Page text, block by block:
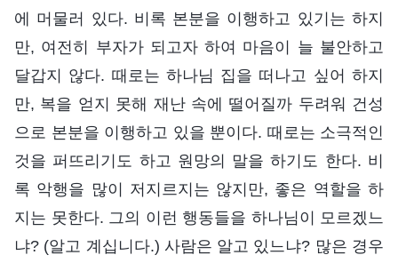
에 머물러 있다. 비록 본분을 이행하고 있기는 하지
만, 여전히 부자가 되고자 하여 마음이 늘 불안하고
달갑지 않다. 때로는 하나님 집을 떠나고 싶어 하지
만, 복을 얻지 못해 재난 속에 떨어질까 두려워 건성
으로 본분을 이행하고 있을 뿐이다. 때로는 소극적인
것을 퍼뜨리기도 하고 원망의 말을 하기도 한다. 비
록 악행을 많이 저지르지는 않지만, 좋은 역할을 하
지는 못한다. 그의 이런 행동들을 하나님이 모르겠느
냐? (알고 계십니다.) 사람은 알고 있느냐? 많은 경우